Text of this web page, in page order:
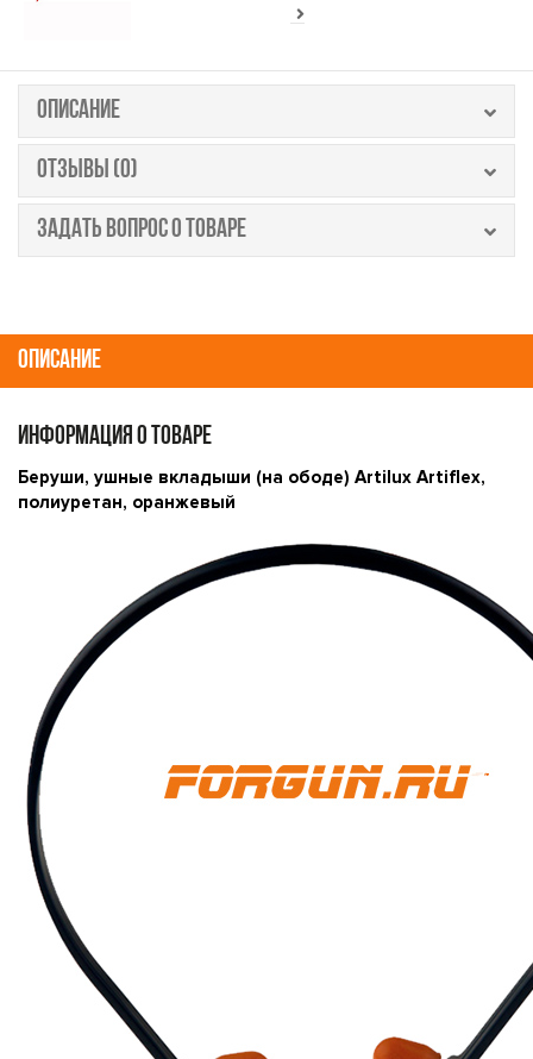
ОПИСАНИЕ
ОТЗЫВЫ (0)
ЗАДАТЬ ВОПРОС О ТОВАРЕ
ОПИСАНИЕ
ИНФОРМАЦИЯ О ТОВАРЕ
Беруши, ушные вкладыши (на ободе) Artilux Artiflex,
полиуретан, оранжевый